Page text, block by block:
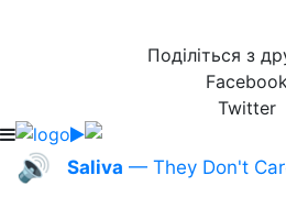
Поділіться з
Twitter
🔊 Saliva — They Don't